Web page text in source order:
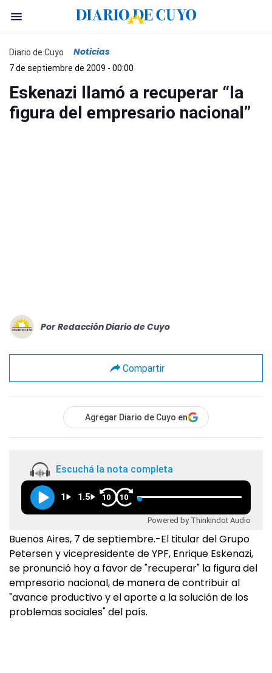
Diario de Cuyo Noticias
7 de septiembre de 2009 - 00:00
Eskenazi llamó a recuperar “la
figura del empresario nacional”
Por Redacción Diario de Cuyo
Compartir
Agregar Diario de Cuyo en
Escuchá la nota completa
1 1.5 10 10
Powered by Thinkindot Audio
Buenos Aires, 7 de septiembre.-El titular del Grupo
Petersen y vicepresidente de YPF, Enrique Eskenazi,
se pronunció hoy a favor de "recuperar" la figura del
empresario nacional, de manera de contribuir al
"avance productivo y el aporte a la solución de los
problemas sociales" del país.